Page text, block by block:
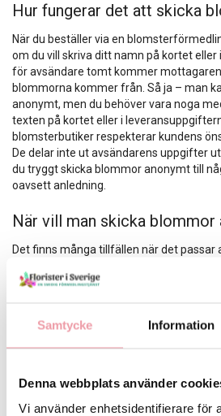
Samtycke Information
Denna webbplats använder
Vi använder enhetsidentifierare för
Hur fungerar det att skicka
När du beställer via en
om du vill skriva ditt namn på kortet
för avsändare tomt kommer
blommorna kommer från. Så ja – man
anonymt, men du behöver vara noga
texten på kortet eller i
blomsterbutiker respekterar kundens
De delar inte ut avsändarens uppgifter
du tryggt skicka blommor anonymt till
oavsett anledning.
När vill man skicka blommor
Det finns många tillfällen när det passar
Som en romantisk gest från en
själv
Oavsett anledning är det fullt möjligt –
anonymt utan att avslöja sin identitet.